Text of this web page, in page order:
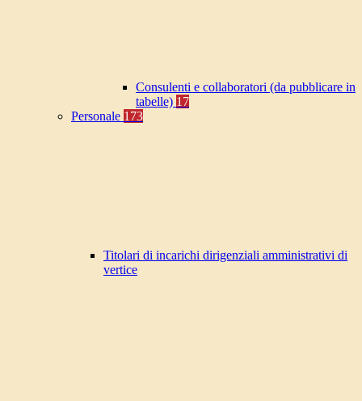
Consulenti e collaboratori (da pubblicare in
tabelle) 17
Personale 173
Titolari di incarichi dirigenziali amministrativi di
vertice